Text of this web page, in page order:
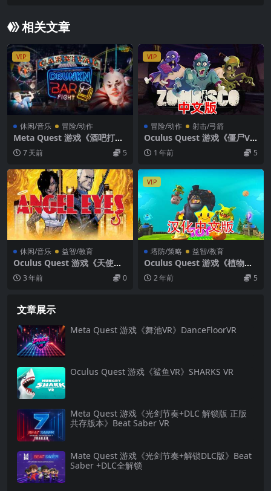
相关文章
VIP
休闲/音乐 冒险/动作
Meta Quest 游戏《酒吧打架
VR》Drunkn Bar Fight VR
游戏下载
7 天前 5
VIP
冒险/动作 射击/弓箭
Oculus Quest 游戏《僵尸V
R》Zombisco VR
1 年前 5
休闲/音乐 益智/教育
Oculus Quest 游戏《天使之
眼VR》Angel Eyes VR
3 年前 0
VIP
塔防/策略 益智/教育
Oculus Quest 游戏《植物大
战僵尸 – 玩具怪兽 汉化中文
版》Toy Monsters
2 年前 5
文章展示
Meta Quest 游戏《舞池VR》DanceFloorVR
Oculus Quest 游戏《鲨鱼VR》SHARKS VR
Meta Quest 游戏《光剑节奏+DLC 解锁版 正版
共存版本》Beat Saber VR
Mate Quest 游戏《光剑节奏+解锁DLC版》Beat
Saber +DLC全解锁